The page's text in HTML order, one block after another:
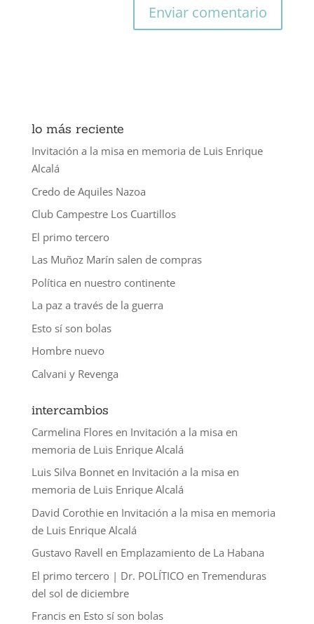
lo más reciente
Invitación a la misa en memoria de Luis Enrique
Alcalá
Credo de Aquiles Nazoa
Club Campestre Los Cuartillos
El primo tercero
Las Muñoz Marín salen de compras
Política en nuestro continente
La paz a través de la guerra
Esto sí son bolas
Hombre nuevo
Calvani y Revenga
intercambios
Carmelina Floresen Invitación a la misa en
memoria de Luis Enrique Alcalá
Luis Silva Bonneten Invitación a la misa en
memoria de Luis Enrique Alcalá
David Corothieen Invitación a la misa en memoria
de Luis Enrique Alcalá
Gustavo Ravell en Emplazamiento de La Habana
El primo tercero | Dr. POLÍTICO en Tremenduras
del sol de diciembre
Francisen Esto sí son bolas